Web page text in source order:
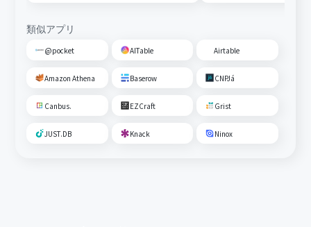
類似アプリ
@pocket AITable Airtable
Amazon Athena Baserow CNPJá
Canbus. EZCraft Grist
JUST.DB Knack Ninox